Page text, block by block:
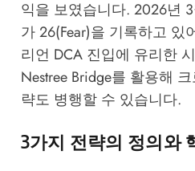
익을 보였습니다. 2026년
가 26(Fear)을 기록하고 있
리언 DCA 진입에 유리한
Nestree Bridge를 활용해
략도 병행할 수 있습니다.
3가지 전략의 정의와